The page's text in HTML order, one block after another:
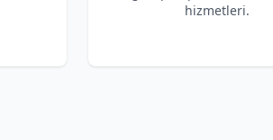
hizmetleri.